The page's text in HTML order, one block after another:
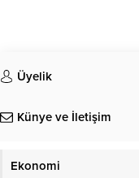
Üyelik
Künye ve İletişim
Ekonomi